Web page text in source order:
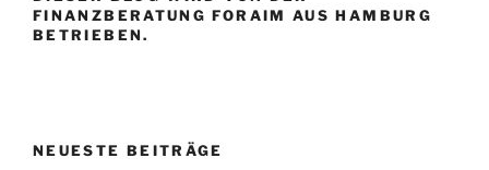
FINANZBERATUNG FORAIM AUS HAMBURG
BETRIEBEN.
NEUESTE BEITRÄGE